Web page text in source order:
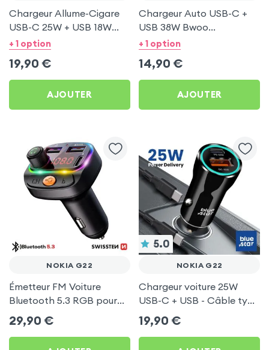
Chargeur Allume-Cigare
USB-C 25W + USB 18W
Bwoo pour Nokia G22
+ 1 option
19,90 €
AJOUTER
Chargeur Auto USB-C +
USB 38W Bwoo
Transparent pour Nokia
+ 1 option
14,90 €
AJOUTER
NOKIA G22
Émetteur FM Voiture
Bluetooth 5.3 RGB pour
Nokia G22
29,90 €
5.0
NOKIA G22
Chargeur voiture 25W
USB-C + USB - Câble type
C 60W Blue Star pour
Nokia G22
19,90 €